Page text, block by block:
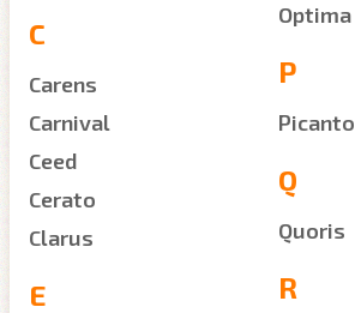
C
Carens
Carnival
Ceed
Cerato
Clarus
E
Optima
P
Picanto
Q
Quoris
R